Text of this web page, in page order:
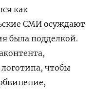
как
СМИ осуждают
была подделкой.
чтобы